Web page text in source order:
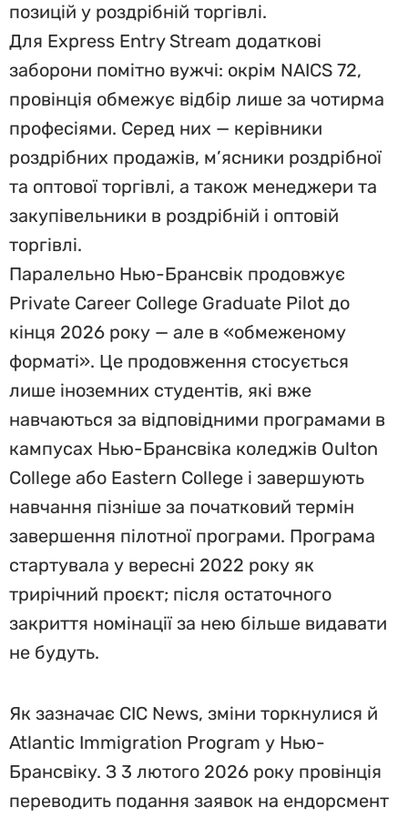
позицій у роздрібній торгівлі.
Для Express Entry Stream додаткові
заборони помітно вужчі: окрім NAICS 72,
провінція обмежує відбір лише за чотирма
професіями. Серед них — керівники
роздрібних продажів, м’ясники роздрібної
та оптової торгівлі, а також менеджери та
закупівельники в роздрібній і оптовій
торгівлі.
Паралельно Нью-Брансвік продовжує
Private Career College Graduate Pilot до
кінця 2026 року — але в «обмеженому
форматі». Це продовження стосується
лише іноземних студентів, які вже
навчаються за відповідними програмами в
кампусах Нью-Брансвіка коледжів Oulton
College або Eastern College і завершують
навчання пізніше за початковий термін
завершення пілотної програми. Програма
стартувала у вересні 2022 року як
трирічний проєкт; після остаточного
закриття номінації за нею більше видавати
не будуть.
Як зазначає CIC News, зміни торкнулися й
Atlantic Immigration Program у Нью-
Брансвіку. З 3 лютого 2026 року провінція
переводить подання заявок на ендорсмент